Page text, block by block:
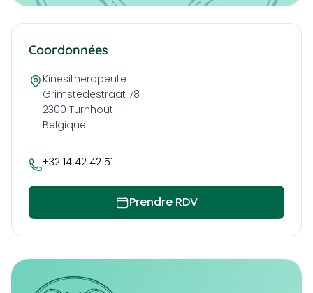
Coordonnées
Kinesitherapeute
Grimstedestraat 78
2300 Turnhout
Belgique
+32 14 42 42 51
Prendre RDV